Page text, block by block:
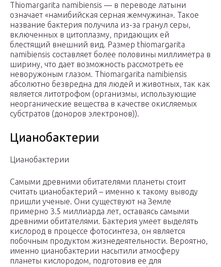
Thiomargarita namibiensis — в переводе латыни
означает «намибийская серная жемчужина». Такое
название бактерия получила из-за гранул серы,
включенных в цитоплазму, придающих ей
блестящий внешний вид. Размер thiomargarita
namibiensis составляет более половины миллиметра в
ширину, что дает возможность рассмотреть ее
неворужоным глазом. Thiomargarita namibiensis
абсолютно безвредна для людей и животных, так как
является литотрофом (организмы, использующие
неорганические вещества в качестве окисляемых
субстратов (доноров электронов)).
Цианобактерии
Цианобактерии
Самыми древними обитателями планеты стоит
считать цианобактерий – именно к такому выводу
пришли ученые. Они существуют на Земле
примерно 3.5 миллиарда лет, оставаясь самыми
древними обитателями. Бактерия умеет выделять
кислород в процессе фотосинтеза, он является
побочным продуктом жизнедеятельности. Вероятно,
именно цианобактерии насытили атмосферу
планеты кислородом, подготовив ее для